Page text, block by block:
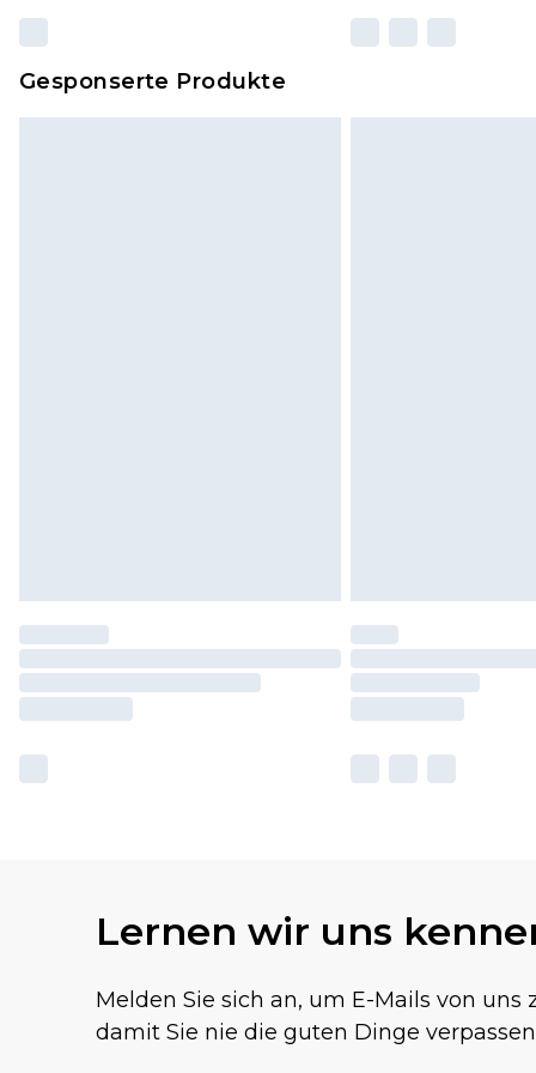
Gesponserte Produkte
Lernen wir uns
Melden Sie sich an, um E-Mails von uns
damit Sie nie die guten Dinge